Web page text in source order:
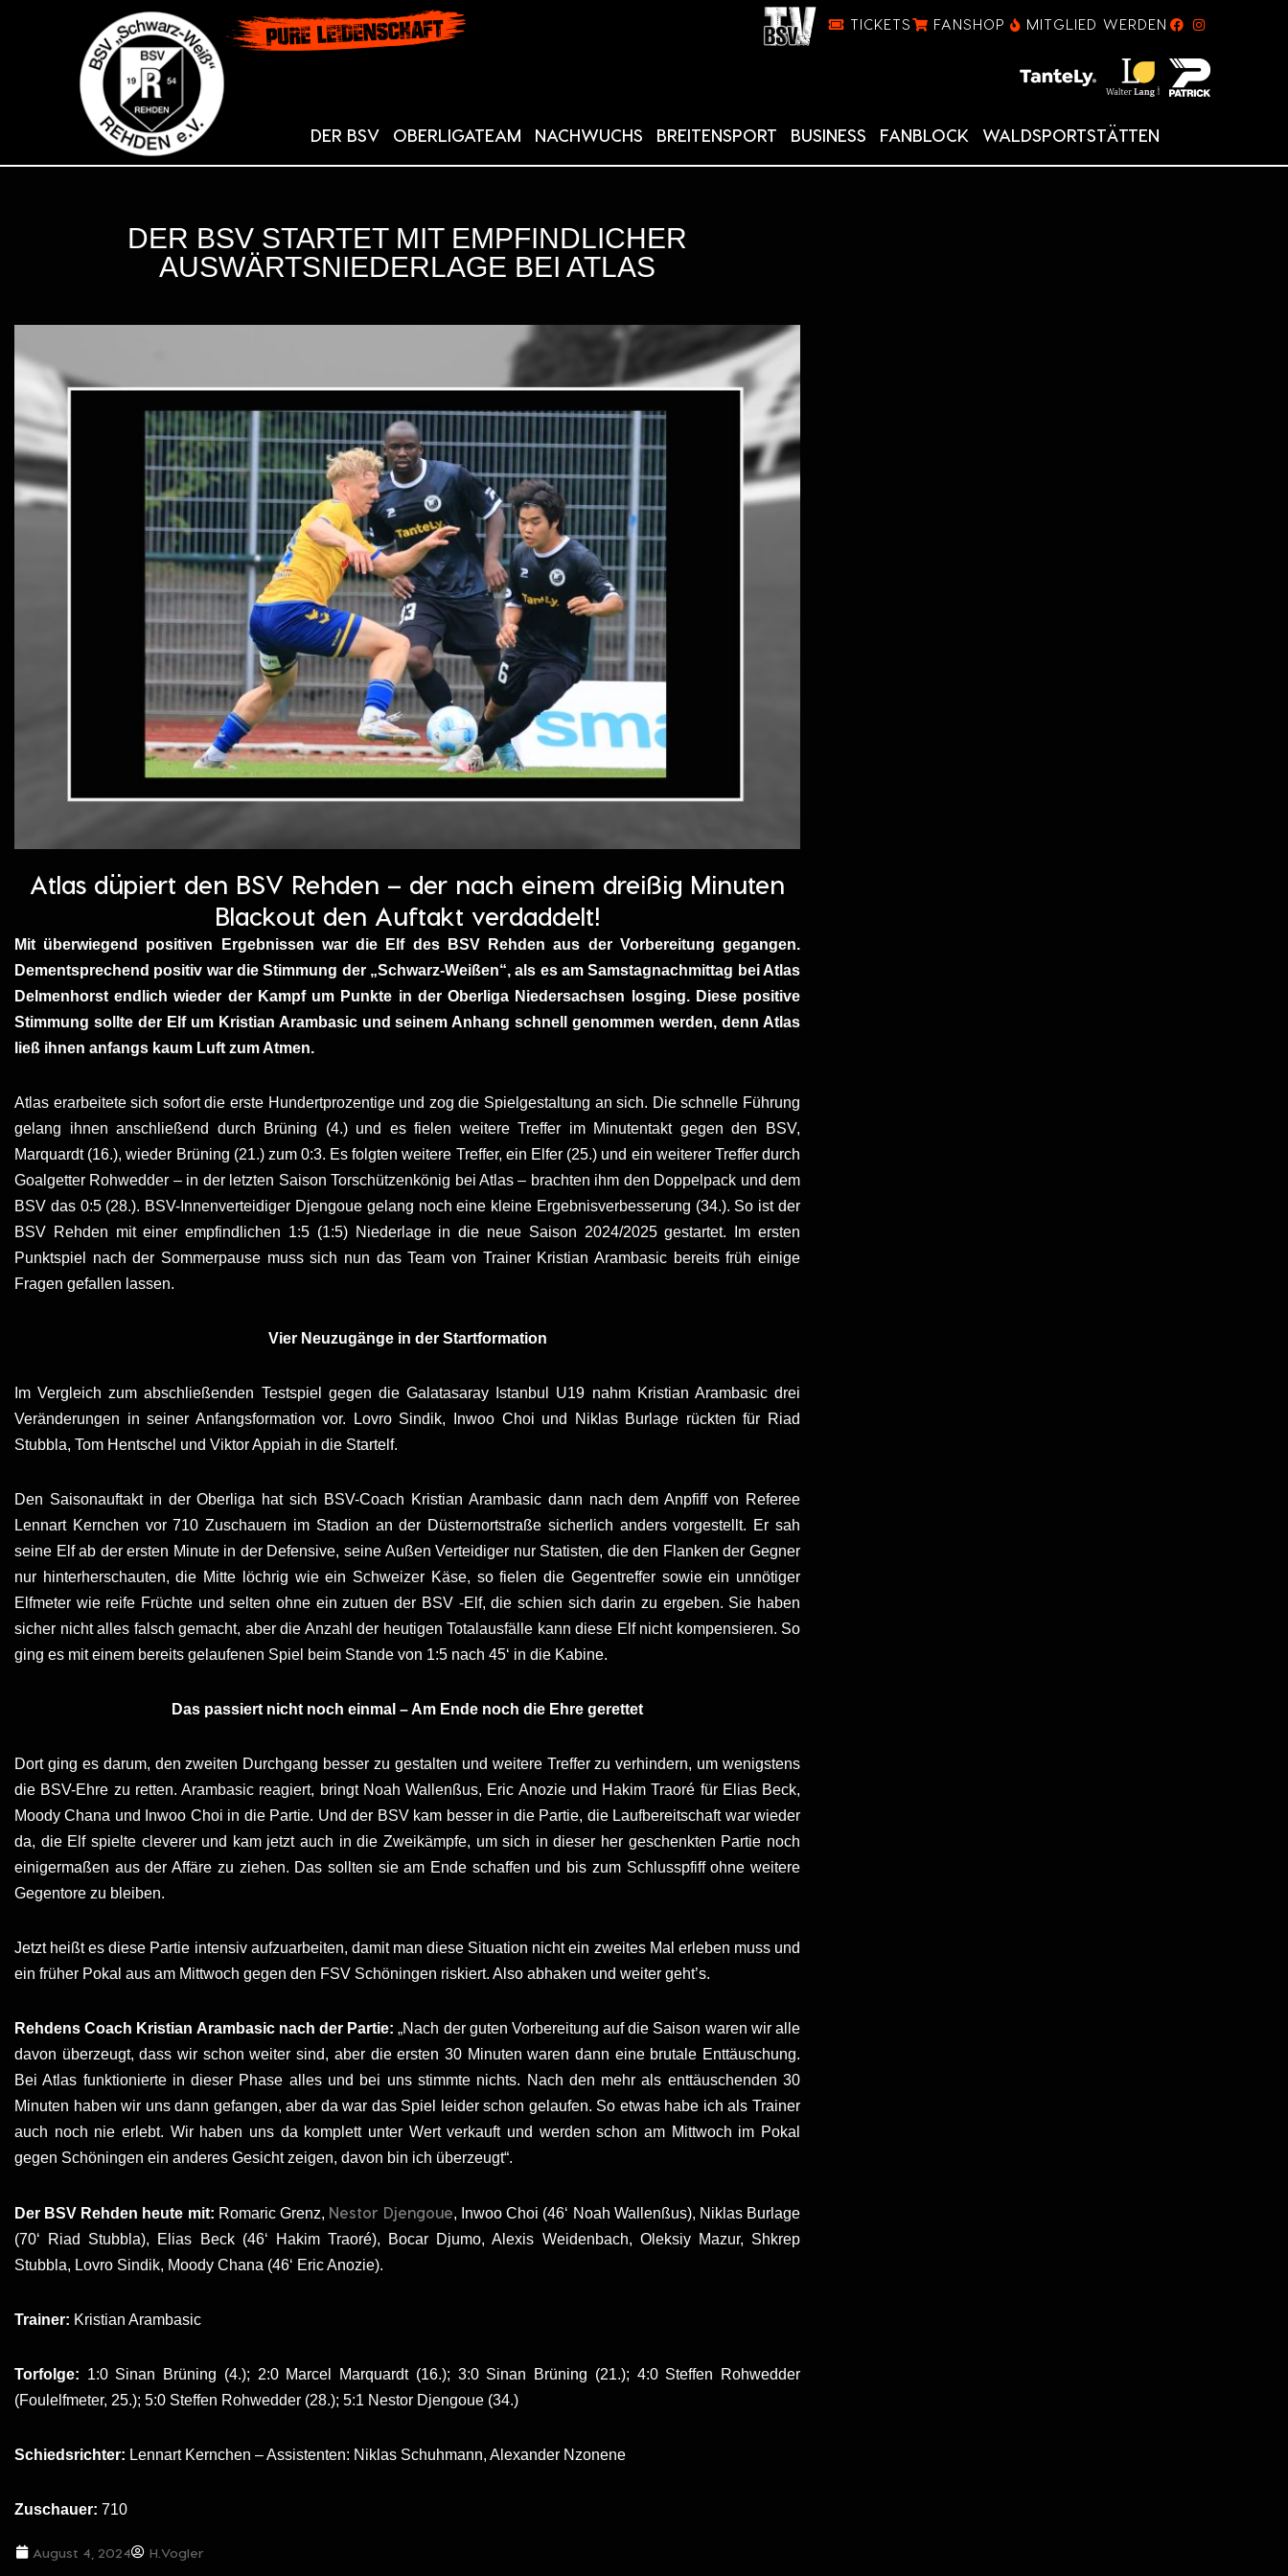
TICKETS FANSHOP MITGLIED WERDEN
DER BSV OBERLIGATEAM NACHWUCHS BREITENSPORT BUSINESS FANBLOCK WALDSPORTSTÄTTEN
DER BSV STARTET MIT EMPFINDLICHER
AUSWÄRTSNIEDERLAGE BEI ATLAS
Atlas düpiert den BSV Rehden – der nach einem dreißig Minuten
Blackout den Auftakt verdaddelt!
Mit überwiegend positiven Ergebnissen war die Elf des BSV Rehden aus der Vorbereitung gegangen.
Dementsprechend positiv war die Stimmung der „Schwarz-Weißen“, als es am Samstagnachmittag bei Atlas
Delmenhorst endlich wieder der Kampf um Punkte in der Oberliga Niedersachsen losging. Diese positive
Stimmung sollte der Elf um Kristian Arambasic und seinem Anhang schnell genommen werden, denn Atlas
ließ ihnen anfangs kaum Luft zum Atmen.
Atlas erarbeitete sich sofort die erste Hundertprozentige und zog die Spielgestaltung an sich. Die schnelle Führung
gelang ihnen anschließend durch Brüning (4.) und es fielen weitere Treffer im Minutentakt gegen den BSV,
Marquardt (16.), wieder Brüning (21.) zum 0:3. Es folgten weitere Treffer, ein Elfer (25.) und ein weiterer Treffer durch
Goalgetter Rohwedder – in der letzten Saison Torschützenkönig bei Atlas – brachten ihm den Doppelpack und dem
BSV das 0:5 (28.). BSV-Innenverteidiger Djengoue gelang noch eine kleine Ergebnisverbesserung (34.). So ist der
BSV Rehden mit einer empfindlichen 1:5 (1:5) Niederlage in die neue Saison 2024/2025 gestartet. Im ersten
Punktspiel nach der Sommerpause muss sich nun das Team von Trainer Kristian Arambasic bereits früh einige
Fragen gefallen lassen.
Vier Neuzugänge in der Startformation
Im Vergleich zum abschließenden Testspiel gegen die Galatasaray Istanbul U19 nahm Kristian Arambasic drei
Veränderungen in seiner Anfangsformation vor. Lovro Sindik, Inwoo Choi und Niklas Burlage rückten für Riad
Stubbla, Tom Hentschel und Viktor Appiah in die Startelf.
Den Saisonauftakt in der Oberliga hat sich BSV-Coach Kristian Arambasic dann nach dem Anpfiff von Referee
Lennart Kernchen vor 710 Zuschauern im Stadion an der Düsternortstraße sicherlich anders vorgestellt. Er sah
seine Elf ab der ersten Minute in der Defensive, seine Außen Verteidiger nur Statisten, die den Flanken der Gegner
nur hinterherschauten, die Mitte löchrig wie ein Schweizer Käse, so fielen die Gegentreffer sowie ein unnötiger
Elfmeter wie reife Früchte und selten ohne ein zutuen der BSV -Elf, die schien sich darin zu ergeben. Sie haben
sicher nicht alles falsch gemacht, aber die Anzahl der heutigen Totalausfälle kann diese Elf nicht kompensieren. So
ging es mit einem bereits gelaufenen Spiel beim Stande von 1:5 nach 45‘ in die Kabine.
Das passiert nicht noch einmal – Am Ende noch die Ehre gerettet
Dort ging es darum, den zweiten Durchgang besser zu gestalten und weitere Treffer zu verhindern, um wenigstens
die BSV-Ehre zu retten. Arambasic reagiert, bringt Noah Wallenßus, Eric Anozie und Hakim Traoré für Elias Beck,
Moody Chana und Inwoo Choi in die Partie. Und der BSV kam besser in die Partie, die Laufbereitschaft war wieder
da, die Elf spielte cleverer und kam jetzt auch in die Zweikämpfe, um sich in dieser her geschenkten Partie noch
einigermaßen aus der Affäre zu ziehen. Das sollten sie am Ende schaffen und bis zum Schlusspfiff ohne weitere
Gegentore zu bleiben.
Jetzt heißt es diese Partie intensiv aufzuarbeiten, damit man diese Situation nicht ein zweites Mal erleben muss und
ein früher Pokal aus am Mittwoch gegen den FSV Schöningen riskiert. Also abhaken und weiter geht’s.
Rehdens Coach Kristian Arambasic nach der Partie: „Nach der guten Vorbereitung auf die Saison waren wir alle
davon überzeugt, dass wir schon weiter sind, aber die ersten 30 Minuten waren dann eine brutale Enttäuschung.
Bei Atlas funktionierte in dieser Phase alles und bei uns stimmte nichts. Nach den mehr als enttäuschenden 30
Minuten haben wir uns dann gefangen, aber da war das Spiel leider schon gelaufen. So etwas habe ich als Trainer
auch noch nie erlebt. Wir haben uns da komplett unter Wert verkauft und werden schon am Mittwoch im Pokal
gegen Schöningen ein anderes Gesicht zeigen, davon bin ich überzeugt“.
Der BSV Rehden heute mit: Romaric Grenz, Nestor Djengoue, Inwoo Choi (46‘ Noah Wallenßus), Niklas Burlage
(70‘ Riad Stubbla), Elias Beck (46‘ Hakim Traoré), Bocar Djumo, Alexis Weidenbach, Oleksiy Mazur, Shkrep
Stubbla, Lovro Sindik, Moody Chana (46‘ Eric Anozie).
Trainer: Kristian Arambasic
Torfolge: 1:0 Sinan Brüning (4.); 2:0 Marcel Marquardt (16.); 3:0 Sinan Brüning (21.); 4:0 Steffen Rohwedder
(Foulelfmeter, 25.); 5:0 Steffen Rohwedder (28.); 5:1 Nestor Djengoue (34.)
Schiedsrichter: Lennart Kernchen – Assistenten: Niklas Schuhmann, Alexander Nzonene
Zuschauer: 710
August 4, 2024 H.Vogler